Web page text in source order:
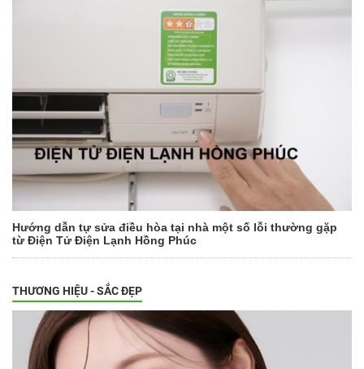
Hướng dẫn tự sửa điều hòa tại nhà một số lỗi thường gặp
từ Điện Tử Điện Lạnh Hồng Phúc
THƯƠNG HIỆU - SẮC ĐẸP